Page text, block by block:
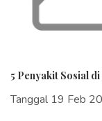
5 Penyakit Sosial
Tanggal 19 Feb